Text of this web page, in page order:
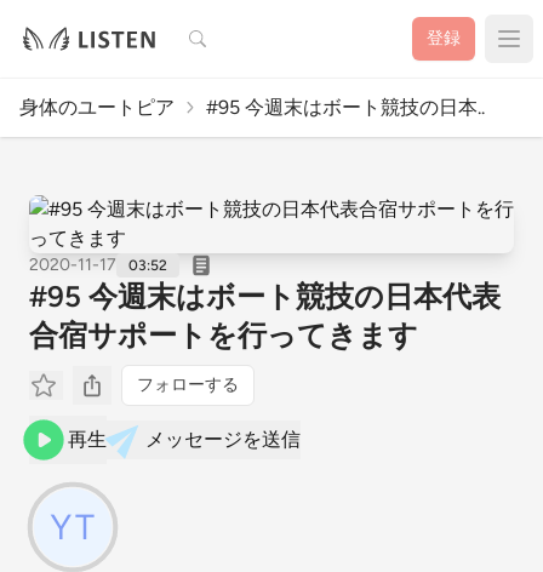
検索 登録
身体のユートピア #95 今週末はボート競技の日本..
2020-11-17 03:52
#95 今週末はボート競技の日本代表
合宿サポートを行ってきます
フォローする
再生 メッセージを送信